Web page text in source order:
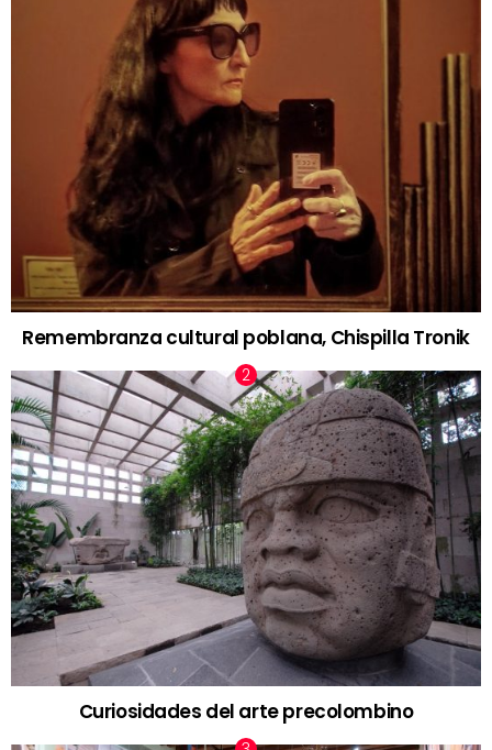
Remembranza cultural poblana, Chispilla Tronik
Curiosidades del arte precolombino